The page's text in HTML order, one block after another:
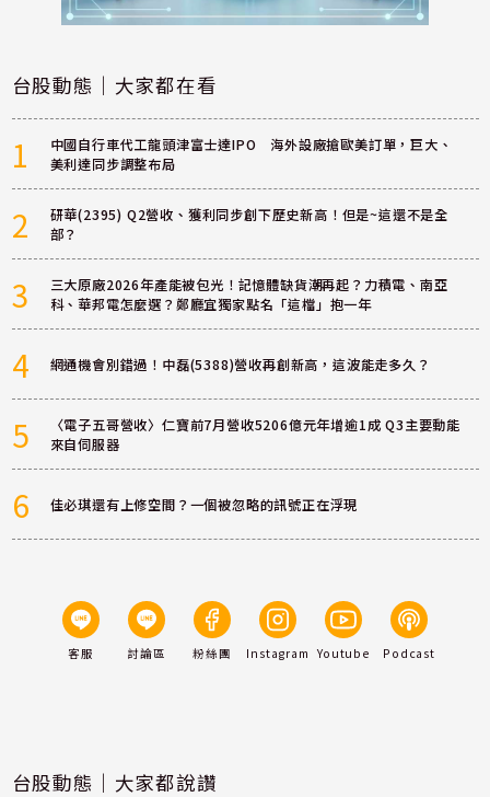
台股動態｜大家都在看
1
中國自行車代工龍頭津富士達IPO 海外設廠搶歐美訂單，巨大、
美利達同步調整布局
2
研華(2395) Q2營收、獲利同步創下歷史新高！但是~這還不是全
部？
3
三大原廠2026年產能被包光！記憶體缺貨潮再起？力積電、南亞
科、華邦電怎麼選？鄭廳宜獨家點名「這檔」抱一年
4 網通機會別錯過！中磊(5388)營收再創新高，這波能走多久？
5
〈電子五哥營收〉仁寶前7月營收5206億元年增逾1成 Q3主要動能
來自伺服器
6 佳必琪還有上修空間？一個被忽略的訊號正在浮現
客服 討論區 粉絲團 Instagram Youtube Podcast
台股動態｜大家都說讚